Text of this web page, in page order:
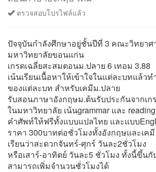
ตรวจสอบโปรไฟล์แล้ว
ปัจจุบันกำลังศึกษาอยู่ชั้นปีที่ 3 คณะวิทยาศ
มหาวิทยาลัยขอนแก่น
เกรดเฉลี่ยสะสมตอนม.ปลาย 6 เทอม 3.88
เน้นเรียนเนื้อหาให้เข้าใจในแต่ละบทแล้ว
ของแต่ละบท สำหรับเคมีม.ปลาย
รับสอนภาษาอังกฤษม.ต้นรับประกันจากเก
ในมหาวิทยาลัย เน้นgrammar และ
คำศัพท์ให้ฟรีทั้งแบบแปลไทย และแบบ
ราคา 300บาทต่อชั่วโมงทั้งอังกฤษและเค
เรียนว่าสะดวกจันทร์-ศุกร์ วันละ2ชั่วโมง
หรือเสาร์-อาทิตย์ วันละ5 ชั่วโมง ทั้งนี้ขึ้นกั
สามารถเพิ่มจำนวนชั่วโมงได้